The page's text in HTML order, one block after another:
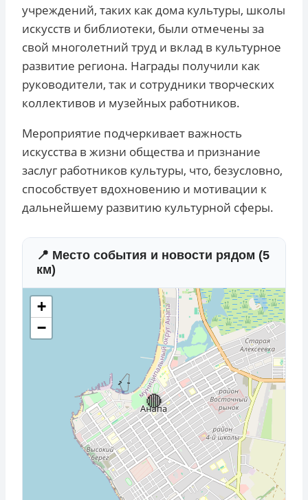
учреждений, таких как дома культуры, школы
искусств и библиотеки, были отмечены за
свой многолетний труд и вклад в культурное
развитие региона. Награды получили как
руководители, так и сотрудники творческих
коллективов и музейных работников.
Мероприятие подчеркивает важность
искусства в жизни общества и признание
заслуг работников культуры, что, безусловно,
способствует вдохновению и мотивации к
дальнейшему развитию культурной сферы.
📍 Место события и новости рядом (5
км)
🔴
+
−